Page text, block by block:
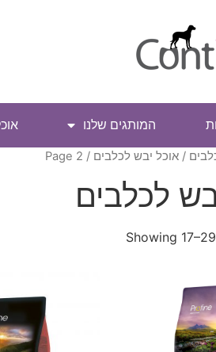
המותגים שלנו
/ אוכל יבש לכלבים / Page 2
לכלבים
Showing